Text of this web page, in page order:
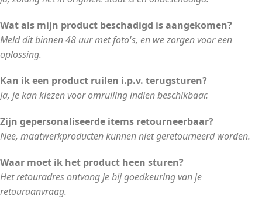
Wat als mijn product beschadigd is aangekomen?
Meld dit binnen 48 uur met foto's, en we zorgen voor een
oplossing.
Kan ik een product ruilen i.p.v. terugsturen?
Ja, je kan kiezen voor omruiling indien beschikbaar.
Zijn gepersonaliseerde items retourneerbaar?
Nee, maatwerkproducten kunnen niet geretourneerd worden.
Waar moet ik het product heen sturen?
Het retouradres ontvang je bij goedkeuring van je
retouraanvraag.